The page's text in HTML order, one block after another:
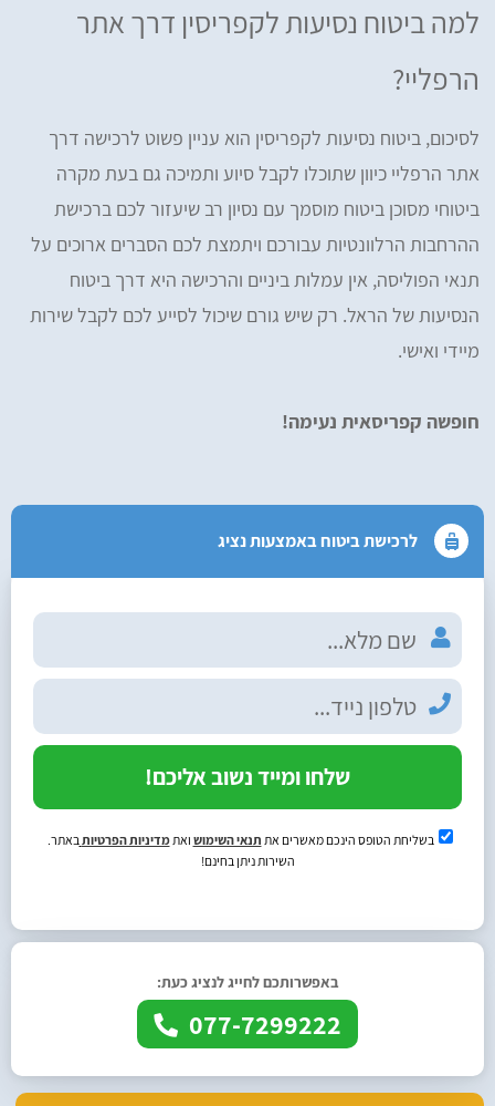
למה ביטוח נסיעות לקפריסין דרך אתר
הרפליי?
לסיכום, ביטוח נסיעות לקפריסין הוא עניין פשוט לרכישה דרך
אתר הרפליי כיוון שתוכלו לקבל סיוע ותמיכה גם בעת מקרה
ביטוחי מסוכן ביטוח מוסמך עם נסיון רב שיעזור לכם ברכישת
ההרחבות הרלוונטיות עבורכם ויתמצת לכם הסברים ארוכים על
תנאי הפוליסה, אין עמלות ביניים והרכישה היא דרך ביטוח
הנסיעות של הראל. רק שיש גורם שיכול לסייע לכם לקבל שירות
מיידי ואישי.
חופשה קפריסאית נעימה!
לרכישת ביטוח באמצעות נציג
שלחו ומייד נשוב אליכם!
בשליחת הטופס הינכם מאשרים את תנאי השימוש ואתמדיניות הפרטיות באתר.
השירות ניתן בחינם!
באפשרותכם לחייג לנציג כעת:
077-7299222